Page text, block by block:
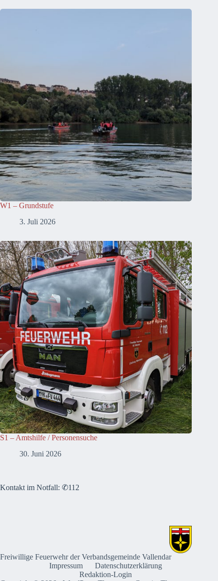
W1 – Grundstufe
3. Juli 2026
S1 – Amtshilfe / Personensuche
30. Juni 2026
Kontakt im Notfall: ✆112
Freiwillige Feuerwehr der Verbandsgemeinde Vallendar
Impressum
Datenschutzerklärung
Redaktion-Login